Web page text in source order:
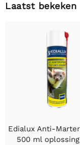
Laatst bekeken
Edialux Anti-
500 ml